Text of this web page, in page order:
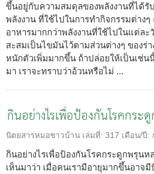
ขึ้นอยู่กับความสมดุลของพลังงานที่ได้รั
พลังงาน ที่ใช้ไปในการทำกิจกรรมต่าง
อาหารมากกว่าพลังงานที่ใช้ไปในแต่ละ
สะสมเป็นไขมันไว้ตามส่วนต่างๆ ของร่า
หนักตัวเพิ่มมากขึ้น ถ้าปล่อยให้เป็นเช่น
มา เราจะทราบว่าอ้วนหรือไม่ ...
กินอย่างไรเพื่อป้องกันโรคกระ
นิตยสารหมอชาวบ้าน เล่มที่: 317 เดือน/ปี:
กินอย่างไรเพื่อป้องกันโรคกระดูกพรุน
เห็นมาว่า เมื่อคนเรามีอายุมากขึ้นอาจ